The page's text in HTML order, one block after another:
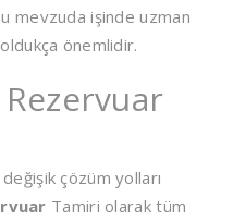
mevzuda işinde uzman
önemlidir.
çözüm yolları
Tamiri olarak tüm